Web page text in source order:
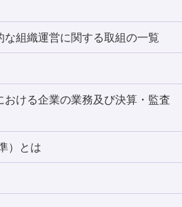
な組織運営に関する取組の一覧
おける企業の業務及び決算・監査
）とは